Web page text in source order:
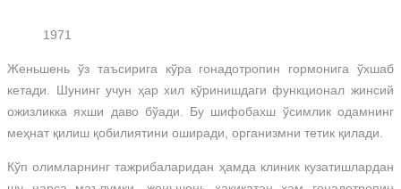
1971
Женьшень ўз таъсирига кўра гонадотропин гормонига ўхшаб
кетади. Шунинг учун ҳар хил кўринишдаги функционал жинсий
ожизликка яхши даво бўади. Бу шифобахш ўсимлик одамнинг
меҳнат қилиш қобилиятини оширади, организмни тетик қилади.
Кўп олимларнинг тажрибаларидан ҳамда клиник кузатишлардан